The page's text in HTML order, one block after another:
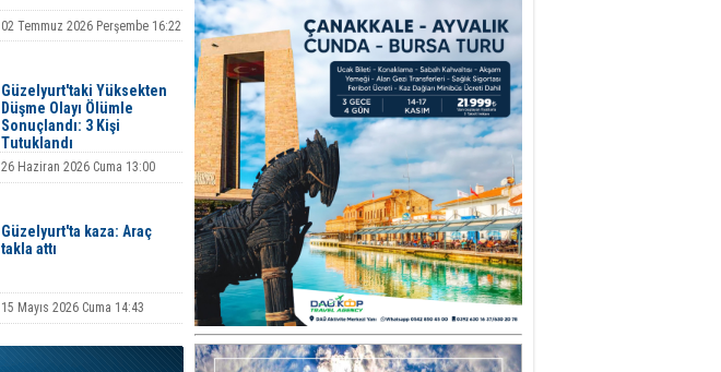
02 Temmuz 2026 Perşembe 16:22
Güzelyurt'taki Yüksekten
Düşme Olayı Ölümle
Sonuçlandı: 3 Kişi
Tutuklandı
26 Haziran 2026 Cuma 13:00
Güzelyurt'ta kaza: Araç
takla attı
15 Mayıs 2026 Cuma 14:43